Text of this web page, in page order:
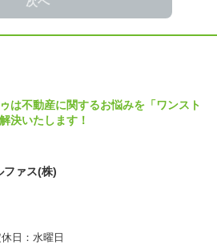
は不動産に関するお悩みを「ワンスト
決いたします！
ファス(株)
日：水曜日